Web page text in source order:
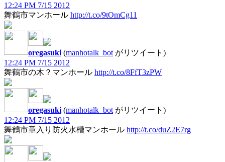
12:24 PM 7/15 2012
舞鶴市マンホール http://t.co/9tOmCg11
oregasuki (manhotalk_bot がリツイート)
12:24 PM 7/15 2012
舞鶴市の木？マンホール http://t.co/8FfT3zPW
oregasuki (manhotalk_bot がリツイート)
12:24 PM 7/15 2012
舞鶴市章入り防火水槽マンホール http://t.co/duZ2E7rg